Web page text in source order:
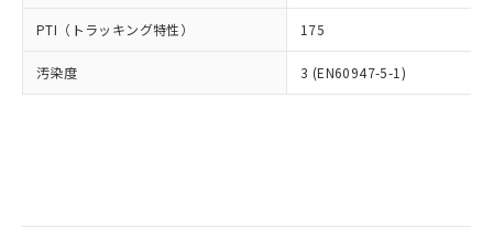
PTI（トラッキング特性） 175
汚染度 3 (EN60947-5-1)
お客様が当ウェブサイト上で当社にご
および当社の共同利用者が、当社の製
用者の範囲」に記載されている法人を
※3 非含有証明書ダウンロード
下記の非含有証明書をダウンロードするこ
い合わせください。